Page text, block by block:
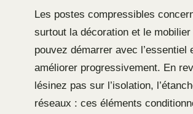
Les postes compressibles
surtout la décoration et le
pouvez démarrer avec l’essentiel
améliorer progressivement. En
lésinez pas sur l’isolation,
réseaux : ces éléments